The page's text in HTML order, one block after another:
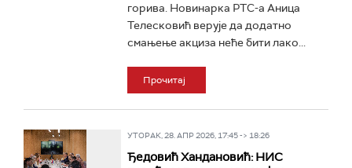
горива. Новинарка РТС-а Аница
Телесковић верује да додатно
смањење акциза неће бити лако...
Прочитај
УТОРАК, 28. АПР 2026, 17:45 -> 18:26
Ђедовић Хандановић: НИС